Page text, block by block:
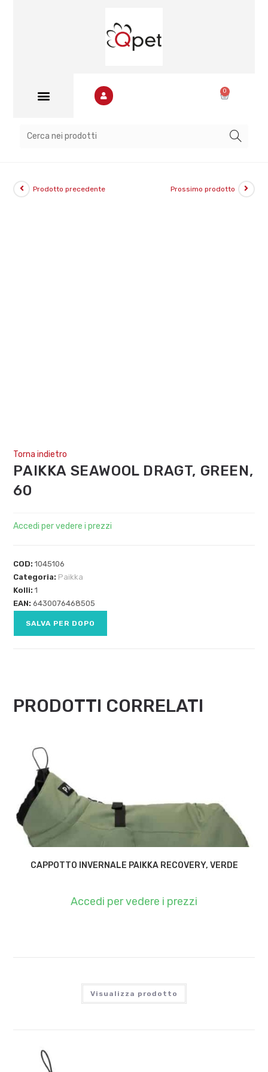
0
Prodotto precedente Prossimo prodotto
Torna indietro
PAIKKA SEAWOOL DRAGT, GREEN,
60
Accedi per vedere i prezzi
COD:1045106
Categoria: Paikka
Kolli:1
EAN:6430076468505
SALVA PER DOPO
PRODOTTI CORRELATI
CAPPOTTO INVERNALE PAIKKA RECOVERY, VERDE
Accedi per vedere i prezzi
Visualizza prodotto